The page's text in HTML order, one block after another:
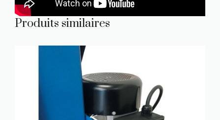
Produits similaires